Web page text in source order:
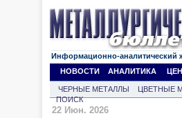
Информационно-аналитический
НОВОСТИ
АНАЛИТИКА
ЧЕРНЫЕ МЕТАЛЛЫ ЦВЕТНЫЕ
ПОИСК
22 Июн. 2026